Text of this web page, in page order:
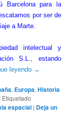
Barcelona para la
por ser de
a Marte.
intelectual y
S.L., estando
leyendo →
, Europa,Historia
Etiquetado
espacial | Deja un